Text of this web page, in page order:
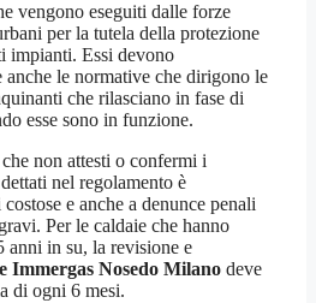
vengono eseguiti dalle forze
per la tutela della protezione
impianti. Essi devono
anche le normative che dirigono le
che rilasciano in fase di
esse sono in funzione.
non attesti o confermi i
nel regolamento è
e anche a denunce penali
Per le caldaie che hanno
anni in su, la revisione e
Immergas Nosedo Milano deve
di ogni 6 mesi.